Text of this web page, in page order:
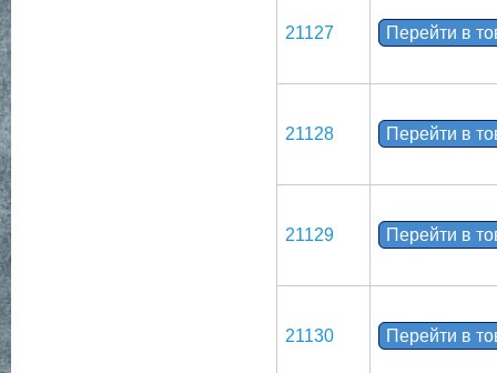
21127 Перейти в
21128 Перейти в
21129 Перейти в
21130 Перейти в